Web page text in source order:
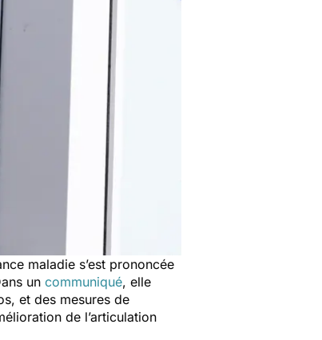
maladie s’est prononcée
un communiqué, elle
et des mesures de
de l’articulation